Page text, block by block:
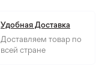
Удобная Доставка
Доставляем товар по
всей стране